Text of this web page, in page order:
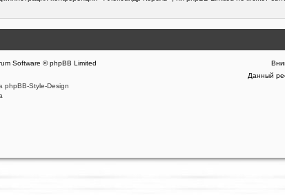
Данный
Software © phpBB Limited
phpBB-Style-Design